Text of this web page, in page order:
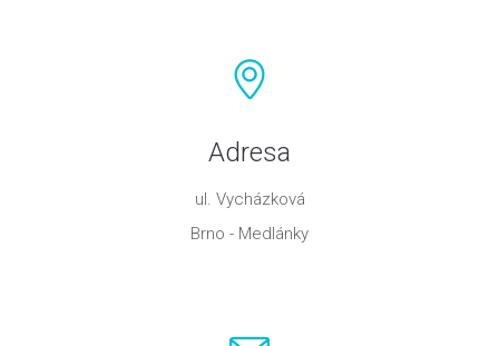
Adresa
ul. Vycházková
Brno - Medlánky